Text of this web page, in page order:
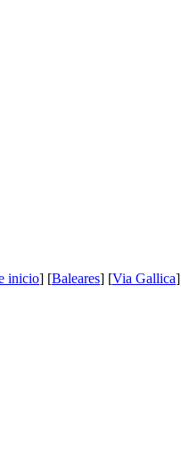
inicio] [Baleares] [Via Gallica]